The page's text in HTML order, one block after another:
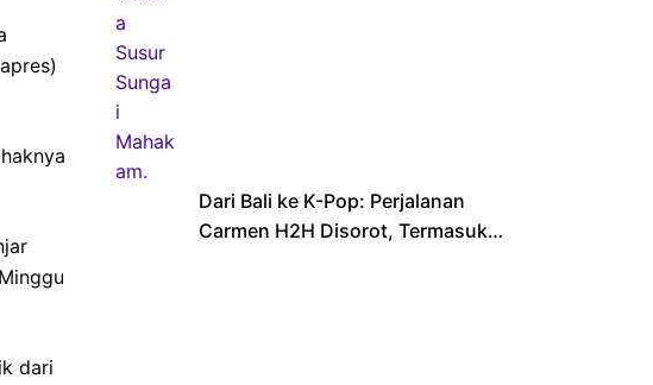
dari
Dari Bali ke K-Pop: Perjalanan
Carmen H2H Disorot, Termasuk